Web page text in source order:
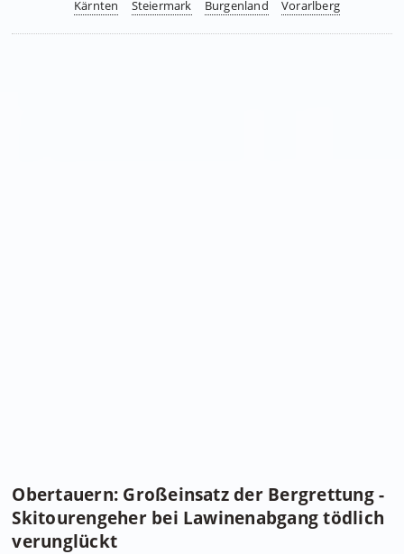
Kärnten
Steiermark Burgenland Vorarlberg
Obertauern: Großeinsatz der Bergrettung -
Skitourengeher bei Lawinenabgang tödlich
verunglückt